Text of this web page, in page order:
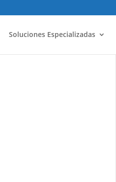
Soluciones Especializadas